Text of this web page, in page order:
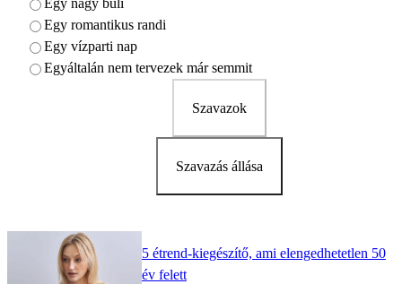
Egy nagy buli
Egy romantikus randi
Egy vízparti nap
Egyáltalán nem tervezek már semmit
Szavazok
Szavazás állása
5 étrend-kiegészítő, ami elengedhetetlen 50
év felett